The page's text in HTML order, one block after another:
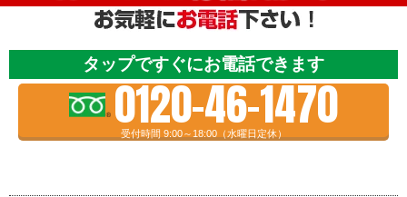
タップですぐにお電話できます
0120-46-1470
受付時間 9:00～18:00（水曜日定休）